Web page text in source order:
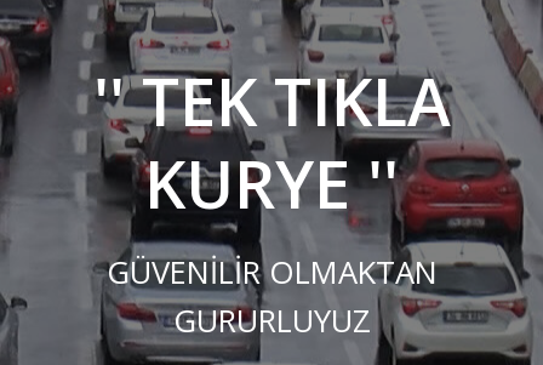
'' TEK TIKLA
KURYE ''
GÜVENİLİR OLMAKTAN
GURURLUYUZ